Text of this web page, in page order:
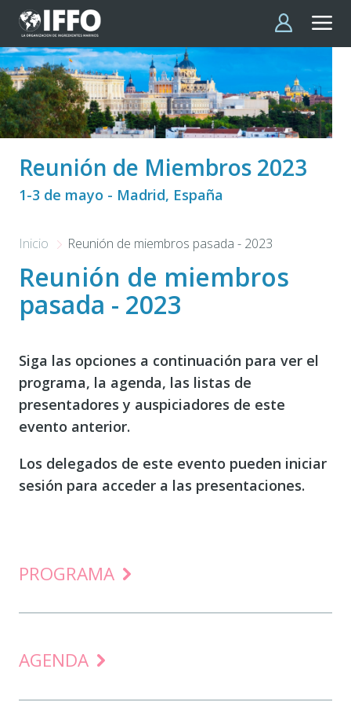
Pasar al contenido principal
Reunión de Miembros 2023
1-3 de mayo - Madrid, España
Inicio Reunión de miembros pasada - 2023
Reunión de miembros
pasada - 2023
Siga las opciones a continuación para ver el
programa, la agenda, las listas de
presentadores y auspiciadores de este
evento anterior.
Los delegados de este evento pueden iniciar
sesión para acceder a las presentaciones.
PROGRAMA
AGENDA